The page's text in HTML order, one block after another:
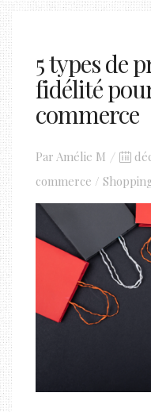
5 types de
fidélité
commerce
Par Amélie M
on
commerce /